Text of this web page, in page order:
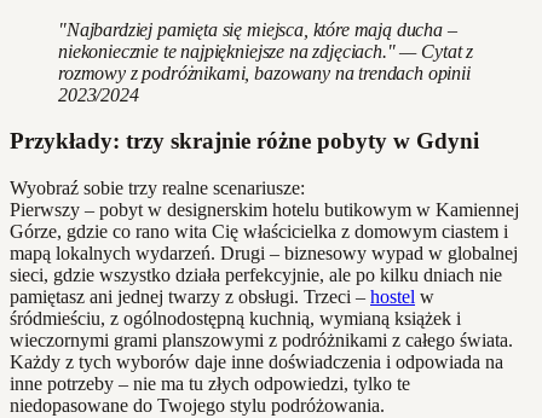
"Najbardziej pamięta się miejsca, które mają ducha –
niekoniecznie te najpiękniejsze na zdjęciach." — Cytat z
rozmowy z podróżnikami, bazowany na trendach opinii
2023/2024
Przykłady: trzy skrajnie różne pobyty w Gdyni
Wyobraź sobie trzy realne scenariusze:
Pierwszy – pobyt w designerskim hotelu butikowym w Kamiennej
Górze, gdzie co rano wita Cię właścicielka z domowym ciastem i
mapą lokalnych wydarzeń. Drugi – biznesowy wypad w globalnej
sieci, gdzie wszystko działa perfekcyjnie, ale po kilku dniach nie
pamiętasz ani jednej twarzy z obsługi. Trzeci – hostel w
śródmieściu, z ogólnodostępną kuchnią, wymianą książek i
wieczornymi grami planszowymi z podróżnikami z całego świata.
Każdy z tych wyborów daje inne doświadczenia i odpowiada na
inne potrzeby – nie ma tu złych odpowiedzi, tylko te
niedopasowane do Twojego stylu podróżowania.